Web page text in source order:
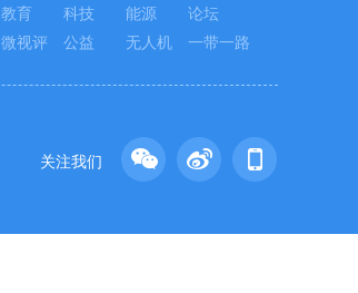
教育 科技 能源
论坛
微视评 公益 无人机 一带一路
关注我们